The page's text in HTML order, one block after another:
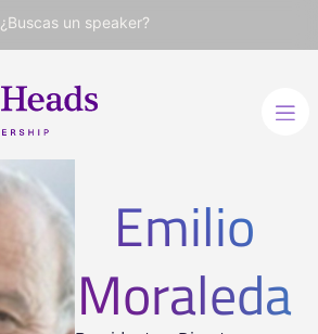
¿Buscas un speaker?
Emilio
Moraleda